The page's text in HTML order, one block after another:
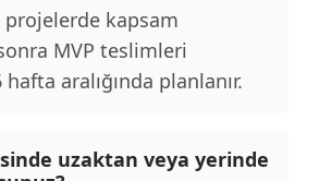
projelerde kapsam
MVP teslimleri
aralığında planlanır.
uzaktan veya yerinde